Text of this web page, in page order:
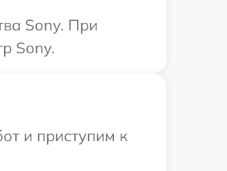
Sony. При
Sony.
и приступим к